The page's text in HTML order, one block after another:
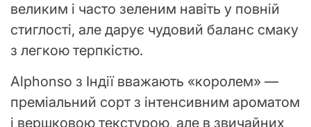
великим і часто зеленим навіть у повній
стиглості, але дарує чудовий баланс смаку
з легкою терпкістю.
Alphonso з Індії вважають «королем» —
преміальний сорт з інтенсивним ароматом
і вершковою текстурою, але в звичайних